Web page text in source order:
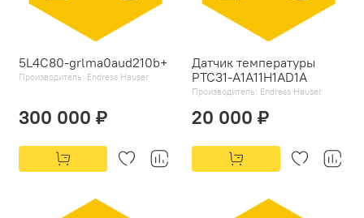
5L4C80-grlma0aud210b+
Производитель: Endress Hauser
300 000 ₽
Датчик температуры
PTC31-A1A11H1AD1A
Производитель: Endress Hauser
20 000 ₽